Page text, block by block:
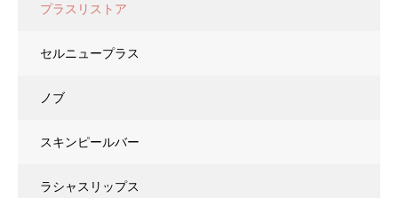
プラスリストア
セルニュープラス
ノブ
スキンピールバー
ラシャスリップス